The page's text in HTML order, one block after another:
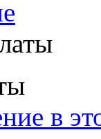
в